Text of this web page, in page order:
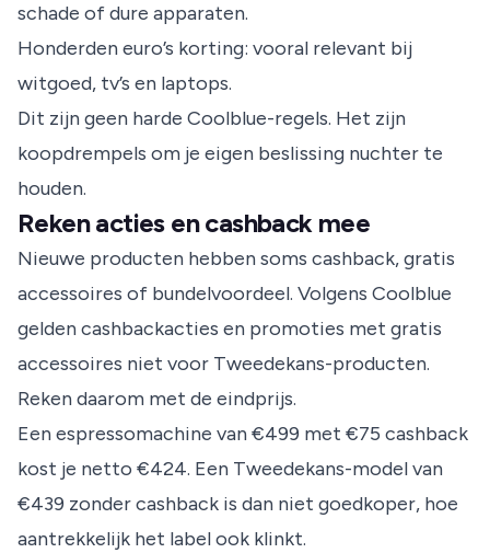
schade of dure apparaten.
Honderden euro’s korting: vooral relevant bij
witgoed, tv’s en laptops.
Dit zijn geen harde Coolblue-regels. Het zijn
koopdrempels om je eigen beslissing nuchter te
houden.
Reken acties en cashback mee
Nieuwe producten hebben soms cashback, gratis
accessoires of bundelvoordeel. Volgens Coolblue
gelden cashbackacties en promoties met gratis
accessoires niet voor Tweedekans-producten.
Reken daarom met de eindprijs.
Een espressomachine van €499 met €75 cashback
kost je netto €424. Een Tweedekans-model van
€439 zonder cashback is dan niet goedkoper, hoe
aantrekkelijk het label ook klinkt.